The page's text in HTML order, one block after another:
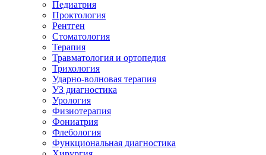
Педиатрия
Проктология
Рентген
Стоматология
Терапия
Травматология и ортопедия
Трихология
Ударно-волновая терапия
УЗ диагностика
Урология
Физиотерапия
Фониатрия
Флебология
Функциональная диагностика